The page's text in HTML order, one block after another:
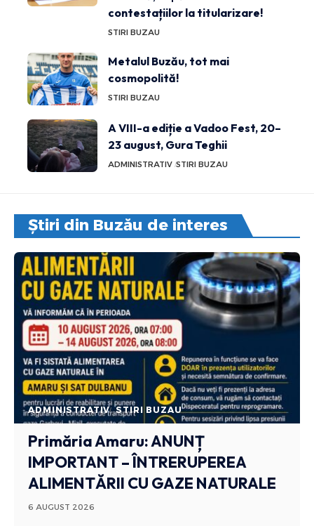
contestațiilor la titularizare!
STIRI BUZAU
Metalul Buzău, tot mai
cosmopolită!
STIRI BUZAU
A VIII-a ediție a Vadoo Fest, 20–
23 august, Gura Teghii
ADMINISTRATIV STIRI BUZAU
Știri din Buzău de interes
ADMINISTRATIV STIRI BUZAU
Primăria Amaru: ANUNȚ
IMPORTANT – ÎNTRERUPEREA
ALIMENTĂRII CU GAZE NATURALE
6 AUGUST 2026